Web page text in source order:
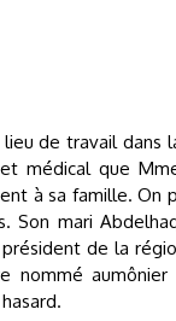
de travail dans
médical que
à sa famille. On
Son mari
de la
nommé